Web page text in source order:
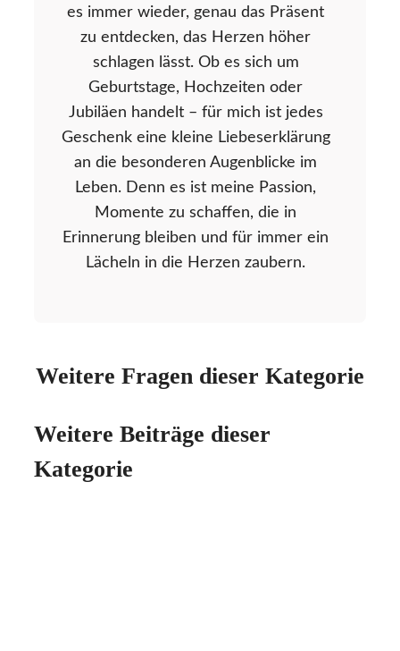
es immer wieder, genau das Präsent
zu entdecken, das Herzen höher
schlagen lässt. Ob es sich um
Geburtstage, Hochzeiten oder
Jubiläen handelt – für mich ist jedes
Geschenk eine kleine Liebeserklärung
an die besonderen Augenblicke im
Leben. Denn es ist meine Passion,
Momente zu schaffen, die in
Erinnerung bleiben und für immer ein
Lächeln in die Herzen zaubern.
Weitere Fragen dieser Kategorie
Weitere Beiträge dieser
Kategorie